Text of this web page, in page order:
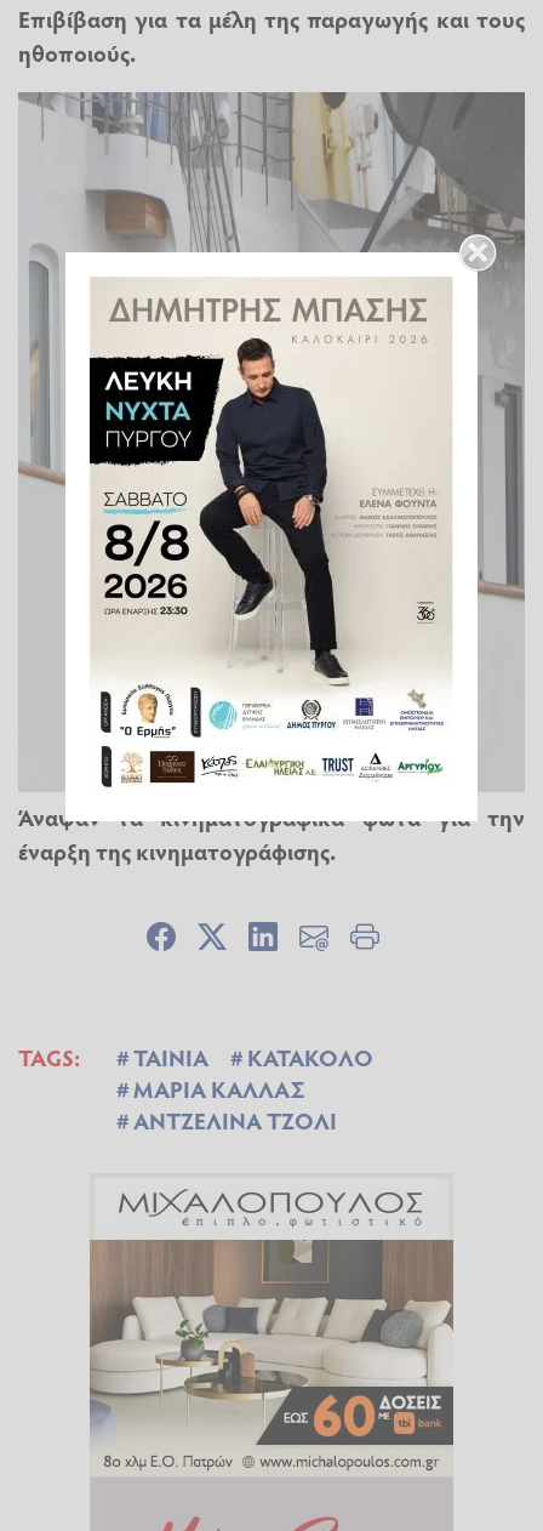
Επιβίβαση για τα μέλη της παραγωγής και τους
ηθοποιούς.
Άναψαν τα κινηματογραφικά φώτα για την
έναρξη της κινηματογράφισης.
TAGS: ΤΑΙΝΙΑ
ΚΑΤΑΚΟΛΟ
ΜΑΡΙΑ ΚΑΛΛΑΣ
ΑΝΤΖΕΛΙΝΑ ΤΖΟΛΙ